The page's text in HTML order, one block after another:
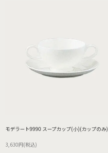
モデラート9990 スープカップ(小)(カップのみ)
3,630円(税込)